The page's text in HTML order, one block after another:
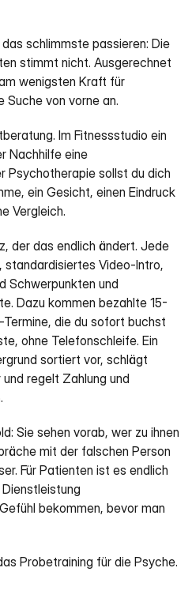
schlimmste passieren: Die
stimmt nicht. Ausgerechnet
wenigsten Kraft für
von vorne an.
Im Fitnessstudio ein
Nachhilfe eine
Psychotherapie sollst du dich
ein Gesicht, einen Eindruck
Vergleich.
der das endlich ändert. Jede
standardisiertes Video-Intro,
Schwerpunkten und
Dazu kommen bezahlte 15-
die du sofort buchst
ohne Telefonschleife. Ein
sortiert vor, schlägt
regelt Zahlung und
Sie sehen vorab, wer zu ihnen
mit der falschen Person
Für Patienten ist es endlich
bekommen, bevor man
Probetraining für die Psyche.